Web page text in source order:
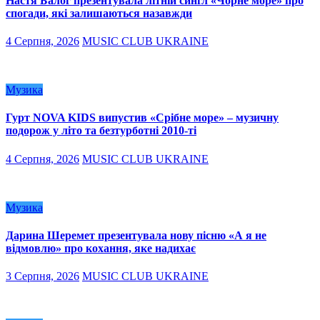
спогади, які залишаються назавжди
4 Серпня, 2026 MUSIC CLUB UKRAINE
Музика
Гурт NOVA KIDS випустив «Срібне море» – музичну
подорож у літо та безтурботні 2010-ті
4 Серпня, 2026 MUSIC CLUB UKRAINE
Музика
Дарина Шеремет презентувала нову пісню «А я не
відмовлю» про кохання, яке надихає
3 Серпня, 2026 MUSIC CLUB UKRAINE